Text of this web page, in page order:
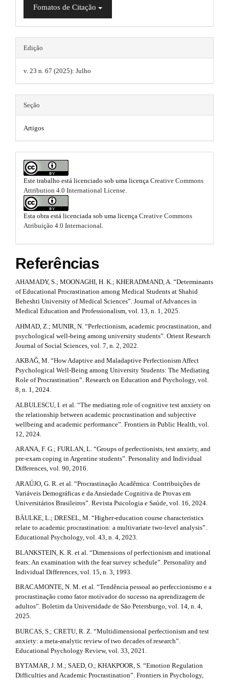
s
.
o
s
t
a
a
m
e
n
u
.
s
d
e
b
a
i
n
#
h
e
m
e
.
o
o
r
a
p
.
a
r
t
i
c
l
e
.
d
e
t
a
i
l
s
#
#
Fomatos de Citação
Edição
v. 23 n. 67 (2025): Julho
Seção
Artigos
Este trabalho está licenciado sob uma licença Creative Commons
Attribution 4.0 International License.
Esta obra está licenciada sob uma licença Creative Commons
Atribuição 4.0 Internacional.
Referências
AHAMADY, S.; MOONAGHI, H. K.; KHERADMAND, A. “Determinants
of Educational Procrastination among Medical Students at Shahid
Beheshti University of Medical Sciences”. Journal of Advances in
Medical Education and Professionalism, vol. 13, n. 1, 2025.
AHMAD, Z.; MUNIR, N. “Perfectionism, academic procrastination, and
psychological well-being among university students”. Orient Research
Journal of Social Sciences, vol. 7, n. 2, 2022.
AKBAĞ, M. “How Adaptive and Maladaptive Perfectionism Affect
Psychological Well-Being among University Students: The Mediating
Role of Procrastination”. Research on Education and Psychology, vol.
8, n. 1, 2024.
ALBULESCU, I. et al. “The mediating role of cognitive test anxiety on
the relationship between academic procrastination and subjective
wellbeing and academic performance”. Frontiers in Public Health, vol.
12, 2024.
ARANA, F. G.; FURLAN, L. “Groups of perfectionists, test anxiety, and
pre-exam coping in Argentine students”. Personality and Individual
Differences, vol. 90, 2016.
ARAÚJO, G. R. et al. “Procrastinação Acadêmica: Contribuições de
Variáveis Demográficas e da Ansiedade Cognitiva de Provas em
Universitários Brasileiros”. Revista Psicologia e Saúde, vol. 16, 2024.
BÄULKE, L.; DRESEL, M. “Higher-education course characteristics
relate to academic procrastination: a multivariate two-level analysis”.
Educational Psychology, vol. 43, n. 4, 2023.
BLANKSTEIN, K. R. et al. “Dimensions of perfectionism and irrational
fears: An examination with the fear survey schedule”. Personality and
Individual Differences, vol. 15, n. 3, 1993.
BRACAMONTE, N. M. et al. “Tendência pessoal ao perfeccionismo e a
procrastinação como fator motivador do sucesso na aprendizagem de
adultos”. Boletim da Universidade de São Petersburgo, vol. 14, n. 4,
2025.
BURCAS, S.; CRETU, R. Z. “Multidimensional perfectionism and test
anxiety: a meta-analytic review of two decades of research”.
Educational Psychology Review, vol. 33, 2021.
BYTAMAR, J. M.; SAED, O.; KHAKPOOR, S. “Emotion Regulation
Difficulties and Academic Procrastination”. Frontiers in Psychology,